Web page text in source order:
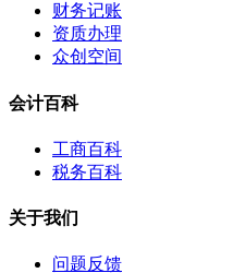
财务记账
资质办理
众创空间
会计百科
工商百科
税务百科
关于我们
问题反馈